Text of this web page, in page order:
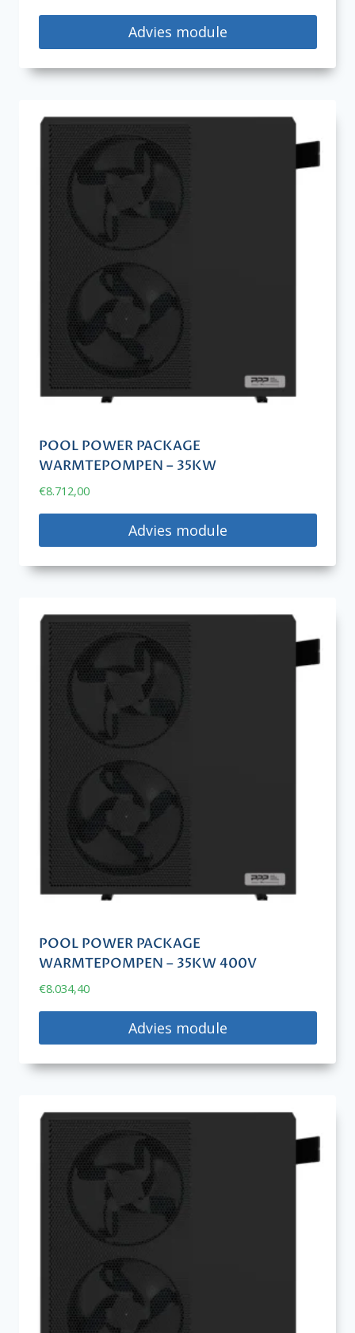
Advies module
POOL POWER PACKAGE
WARMTEPOMPEN – 35KW
€8.712,00
Advies module
POOL POWER PACKAGE
WARMTEPOMPEN – 35KW 400V
€8.034,40
Advies module